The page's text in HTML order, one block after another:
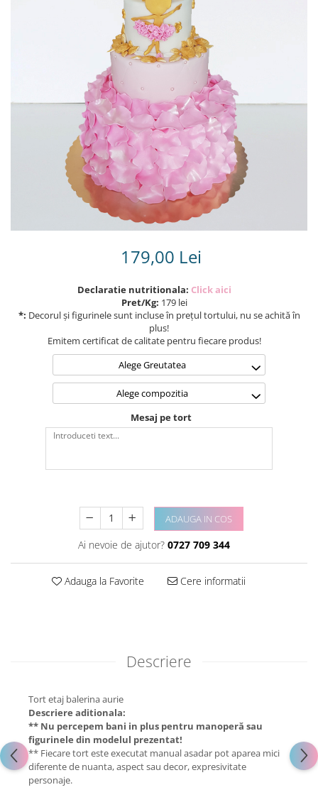
Torturi in frosting- crema pentru
Tortulețe 1.7 kg - 2 kg
179,00 Lei
Declaratie nutritionala: Click aici
Pret/Kg: 179 lei
*: Decorul și figurinele sunt incluse în prețul tortului, nu se achită în
plus!
Emitem certificat de calitate pentru fiecare produs!
Alege Greutatea
Alege compozitia
Mesaj pe tort
ADAUGA IN COS
Ai nevoie de ajutor? 0727 709 344
Adauga la Favorite Cere informatii
Descriere
Tort etaj balerina aurie
Descriere aditionala:
** Nu percepem bani in plus pentru manoperă sau
figurinele din modelul prezentat!
** Fiecare tort este executat manual asadar pot aparea mici
diferente de nuanta, aspect sau decor, expresivitate
personaje.